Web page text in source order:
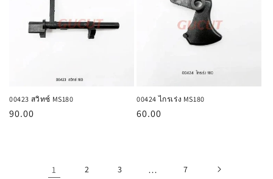
00423 สวิทซ์ MS180
ราคา
90.00
00424 ไกรเร่ง MS180
ราคา
60.00
1 2 3 … 7